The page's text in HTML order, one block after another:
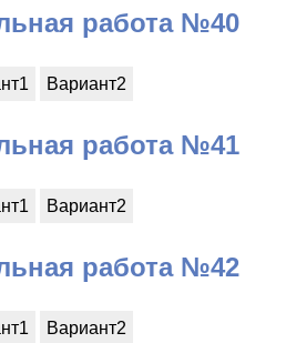
работа №40
Вариант2
работа №41
Вариант2
работа №42
Вариант2